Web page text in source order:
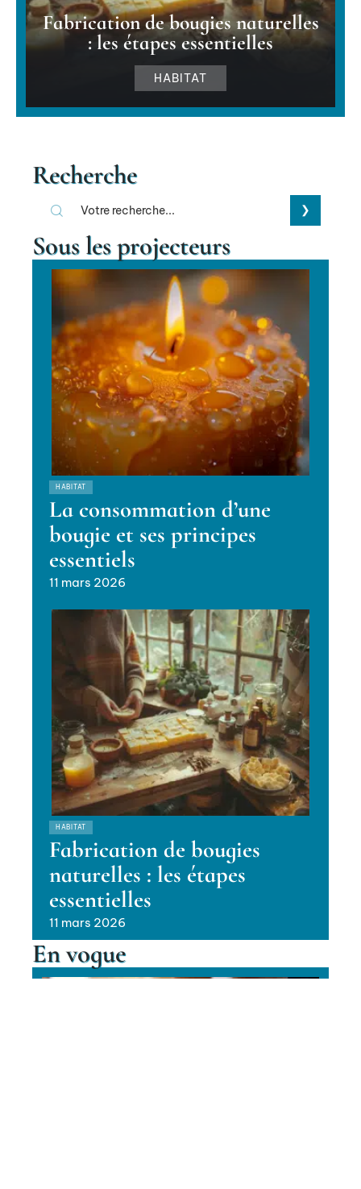
Fabrication de bougies naturelles
: les étapes essentielles
HABITAT
Recherche
Sous les projecteurs
HABITAT
La consommation d’une
bougie et ses principes
essentiels
11 mars 2026
HABITAT
Fabrication de bougies
naturelles : les étapes
essentielles
11 mars 2026
En vogue